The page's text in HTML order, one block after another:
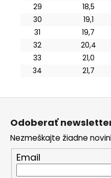
29
18,5
30
19,1
31
19,7
32
20,4
33
21,0
34
21,7
Odoberať
Nezmeškajte žiadne
Email